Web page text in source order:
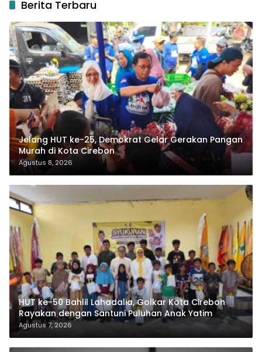
Berita Terbaru
Jelang HUT ke-25, Demokrat Gelar Gerakan Pangan
Murah di Kota Cirebon
Agustus 8, 2026
HUT ke-50 Bahlil Lahadalia, Golkar Kota Cirebon
Rayakan dengan Santuni Puluhan Anak Yatim
Agustus 7, 2026